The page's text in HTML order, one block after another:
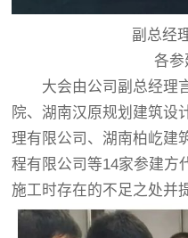
副总经理
各参
大会由公司副总经理言
院、湖南汉原规划建筑设
理有限公司、湖南柏屹建
程有限公司等14家参建方
施工时存在的不足之处并